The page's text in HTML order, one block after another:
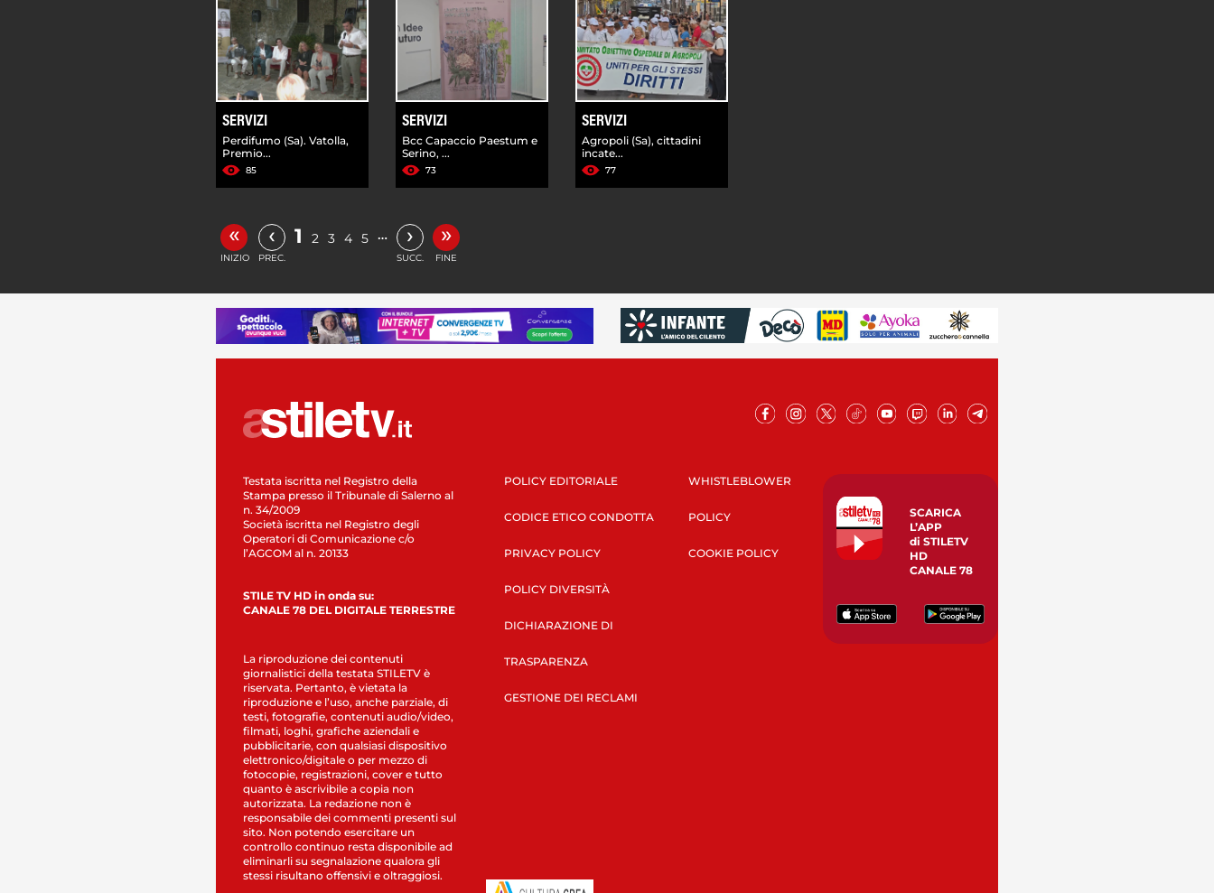
SERVIZI
Perdifumo (Sa). Vatolla,
Premio...
85
SERVIZI
Bcc Capaccio Paestum e
Serino, ...
73
SERVIZI
Agropoli (Sa), cittadini
incate...
77
«
INIZIO
‹
PREC.
1 2 3 4 5 … ›
SUCC.
»
FINE
Testata iscritta nel Registro della
Stampa presso il Tribunale di Salerno al
n. 34/2009
Società iscritta nel Registro degli
Operatori di Comunicazione c/o
l’AGCOM al n. 20133
STILE TV HD in onda su:
CANALE 78 DEL DIGITALE TERRESTRE
La riproduzione dei contenuti
giornalistici della testata STILETV è
riservata. Pertanto, è vietata la
riproduzione e l’uso, anche parziale, di
testi, fotografie, contenuti audio/video,
filmati, loghi, grafiche aziendali e
pubblicitarie, con qualsiasi dispositivo
elettronico/digitale o per mezzo di
fotocopie, registrazioni, cover e tutto
quanto è ascrivibile a copia non
autorizzata. La redazione non è
responsabile dei commenti presenti sul
sito. Non potendo esercitare un
controllo continuo resta disponibile ad
eliminarli su segnalazione qualora gli
stessi risultano offensivi e oltraggiosi.
POLICY EDITORIALE
CODICE ETICO CONDOTTA
PRIVACY POLICY
POLICY DIVERSITÀ
DICHIARAZIONE DI
TRASPARENZA
GESTIONE DEI RECLAMI
WHISTLEBLOWER
POLICY
COOKIE POLICY
SCARICA
L’APP
di STILETV
HD
CANALE 78